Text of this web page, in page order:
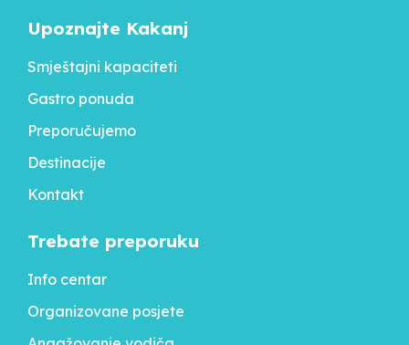
Upoznajte Kakanj
Smještajni kapaciteti
Gastro ponuda
Preporučujemo
Destinacije
Kontakt
Trebate preporuku
Info centar
Organizovane posjete